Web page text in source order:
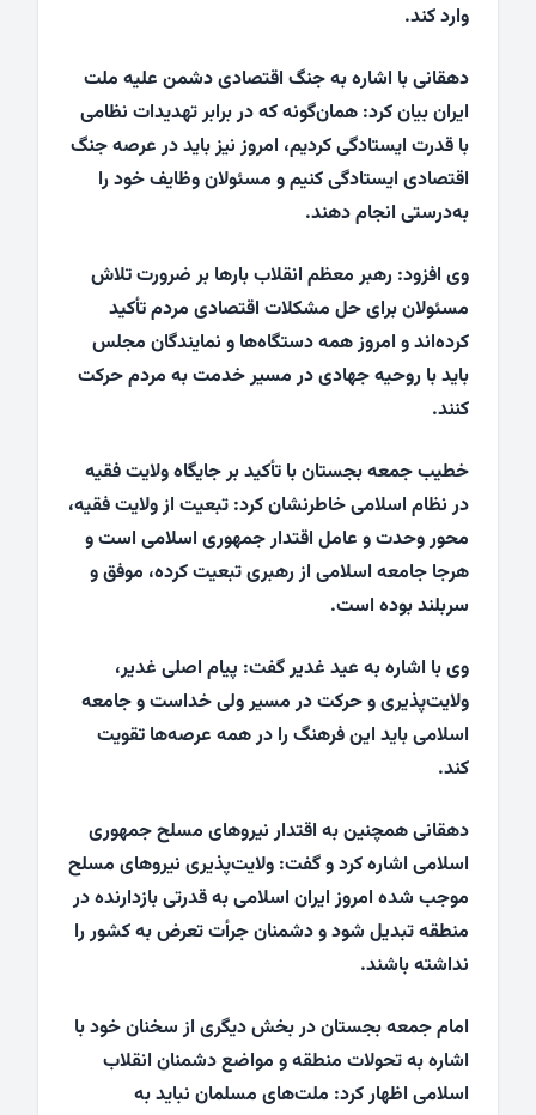
وارد کند.
دهقانی با اشاره به جنگ اقتصادی دشمن علیه ملت
ایران بیان کرد: همان‌گونه که در برابر تهدیدات نظامی
با قدرت ایستادگی کردیم، امروز نیز باید در عرصه جنگ
اقتصادی ایستادگی کنیم و مسئولان وظایف خود را
به‌درستی انجام دهند.
وی افزود: رهبر معظم انقلاب بارها بر ضرورت تلاش
مسئولان برای حل مشکلات اقتصادی مردم تأکید
کرده‌اند و امروز همه دستگاه‌ها و نمایندگان مجلس
باید با روحیه جهادی در مسیر خدمت به مردم حرکت
کنند.
خطیب جمعه بجستان با تأکید بر جایگاه ولایت فقیه
در نظام اسلامی خاطرنشان کرد: تبعیت از ولایت فقیه،
محور وحدت و عامل اقتدار جمهوری اسلامی است و
هرجا جامعه اسلامی از رهبری تبعیت کرده، موفق و
سربلند بوده است.
وی با اشاره به عید غدیر گفت: پیام اصلی غدیر،
ولایت‌پذیری و حرکت در مسیر ولی خداست و جامعه
اسلامی باید این فرهنگ را در همه عرصه‌ها تقویت
کند.
دهقانی همچنین به اقتدار نیروهای مسلح جمهوری
اسلامی اشاره کرد و گفت: ولایت‌پذیری نیروهای مسلح
موجب شده امروز ایران اسلامی به قدرتی بازدارنده در
منطقه تبدیل شود و دشمنان جرأت تعرض به کشور را
نداشته باشند.
امام جمعه بجستان در بخش دیگری از سخنان خود با
اشاره به تحولات منطقه و مواضع دشمنان انقلاب
اسلامی اظهار کرد: ملت‌های مسلمان نباید به